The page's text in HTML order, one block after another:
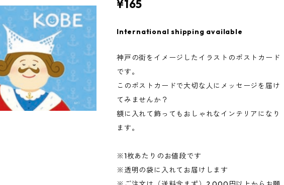
¥165
International shipping available
神戸の街をイメージしたイラストのポストカード
です。
このポストカードで大切な人にメッセージを届け
てみませんか？
額に入れて飾ってもおしゃれなインテリアになり
ます。
※1枚あたりのお値段です
※透明の袋に入れてお届けします